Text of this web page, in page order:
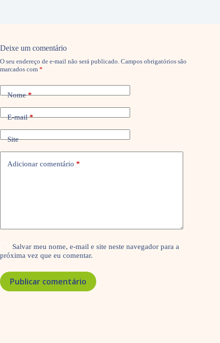
Deixe um comentário
O seu endereço de e-mail não será publicado. Campos obrigatórios são
marcados com *
Nome*
E-mail*
Site
Adicionar comentário *
Salvar meu nome, e-mail e site neste navegador para a
próxima vez que eu comentar.
Publicar comentário